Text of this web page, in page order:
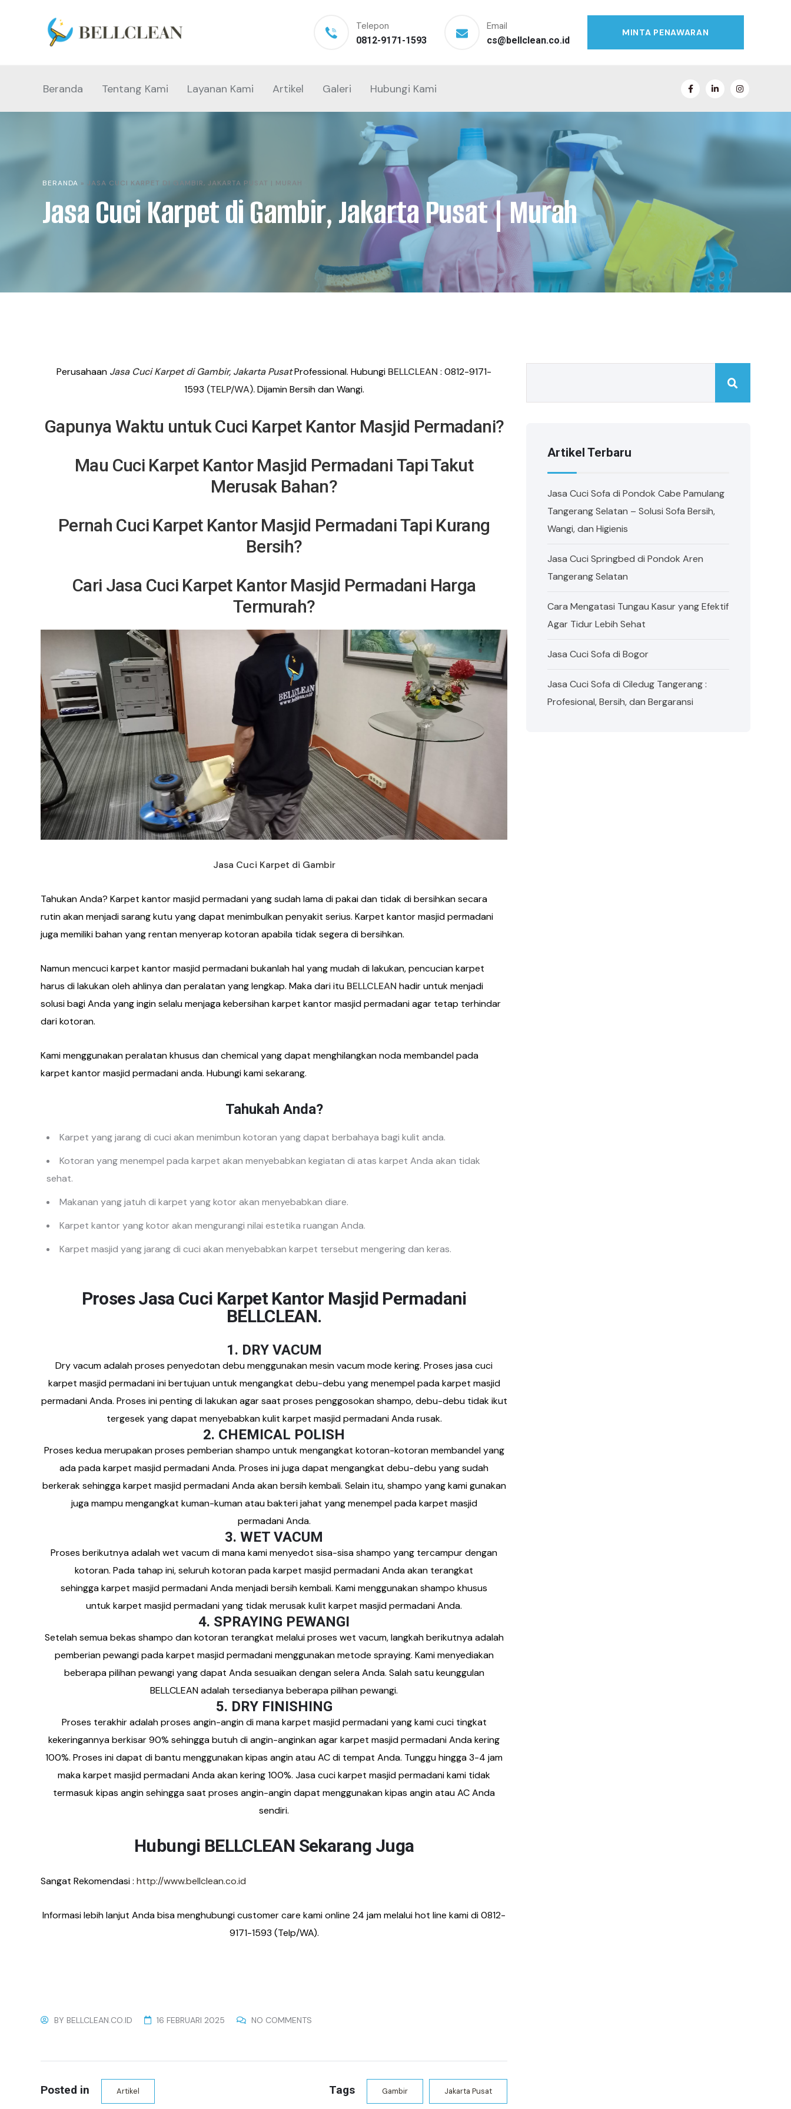
Telepon
0812-9171-1593
Email
cs@bellclean.co.id
MINTA PENAWARAN
Beranda Tentang Kami Layanan Kami Artikel Galeri Hubungi Kami
BERANDA » JASA CUCI KARPET DI GAMBIR, JAKARTA PUSAT | MURAH
Jasa Cuci Karpet di Gambir, Jakarta Pusat | Murah
Perusahaan Jasa Cuci Karpet di Gambir, Jakarta PusatProfessional. Hubungi BELLCLEAN : 0812-9171-
1593 (TELP/WA).Dijamin Bersih dan Wangi.
Gapunya Waktu untuk Cuci Karpet Kantor Masjid Permadani?
Mau Cuci Karpet Kantor Masjid Permadani Tapi Takut
Merusak Bahan?
Pernah Cuci Karpet Kantor Masjid PermadaniTapi Kurang
Bersih?
Cari Jasa Cuci Karpet Kantor Masjid Permadani Harga
Termurah?
Jasa Cuci Karpet di Gambir
Tahukan Anda? Karpet kantor masjid permadani yang sudah lama di pakai dan tidak di bersihkan secara
rutin akan menjadi sarang kutu yang dapat menimbulkan penyakit serius. Karpet kantor masjid permadani
juga memiliki bahan yang rentan menyerap kotoran apabila tidak segera di bersihkan.
Namun mencuci karpet kantor masjid permadani bukanlah hal yang mudah di lakukan, pencucian karpet
harus di lakukan oleh ahlinya dan peralatan yang lengkap. Maka dari itu BELLCLEAN hadir untuk menjadi
solusi bagi Anda yang ingin selalu menjaga kebersihan karpet kantor masjid permadani agar tetap terhindar
dari kotoran.
Kami menggunakan peralatan khusus dan chemical yang dapat menghilangkan noda membandel pada
karpet kantor masjid permadani anda. Hubungi kami sekarang.
Tahukah Anda?
Karpet yang jarang di cuci akan menimbun kotoran yang dapat berbahaya bagi kulit anda.
Kotoran yang menempel pada karpet akan menyebabkan kegiatan di atas karpet Anda akan tidak
sehat.
Makanan yang jatuh di karpet yang kotor akan menyebabkan diare.
Karpet kantor yang kotor akan mengurangi nilai estetika ruangan Anda.
Karpet masjid yang jarang di cuci akan menyebabkan karpet tersebut mengering dan keras.
Proses Jasa Cuci Karpet Kantor Masjid Permadani
BELLCLEAN.
1. DRY VACUM
Dry vacum adalah proses penyedotan debu menggunakan mesin vacum mode kering. Proses jasa cuci
karpet masjid permadani ini bertujuan untuk mengangkat debu-debu yang menempel padakarpet masjid
permadaniAnda. Proses ini penting di lakukan agar saat proses penggosokan shampo, debu-debu tidak ikut
tergesek yang dapat menyebabkan kulit karpet masjid permadaniAnda rusak.
2. CHEMICAL POLISH
Proses kedua merupakan proses pemberian shampo untuk mengangkat kotoran-kotoran membandel yang
ada padakarpet masjid permadaniAnda. Proses ini juga dapat mengangkat debu-debu yang sudah
berkerak sehinggakarpet masjid permadaniAnda akan bersih kembali. Selain itu, shampo yang kami gunakan
juga mampu mengangkat kuman-kuman atau bakteri jahat yang menempel padakarpet masjid
permadaniAnda.
3. WET VACUM
Proses berikutnya adalah wet vacum di mana kami menyedot sisa-sisa shampo yang tercampur dengan
kotoran. Pada tahap ini, seluruh kotoran padakarpet masjid permadaniAnda akan terangkat
sehinggakarpet masjid permadaniAnda menjadi bersih kembali. Kami menggunakan shampo khusus
untukkarpet masjid permadaniyang tidak merusak kulitkarpet masjid permadaniAnda.
4. SPRAYING PEWANGI
Setelah semua bekas shampo dan kotoran terangkat melalui proses wet vacum, langkah berikutnya adalah
pemberian pewangi padakarpet masjid permadanimenggunakan metode spraying. Kami menyediakan
beberapa pilihan pewangi yang dapat Anda sesuaikan dengan selera Anda. Salah satu keunggulan
BELLCLEAN adalah tersedianya beberapa pilihan pewangi.
5. DRY FINISHING
Proses terakhir adalah proses angin-angin di manakarpet masjid permadaniyang kami cuci tingkat
kekeringannya berkisar 90% sehingga butuh di angin-anginkan agarkarpet masjid permadaniAnda kering
100%. Proses ini dapat di bantu menggunakan kipas angin atau AC di tempat Anda. Tunggu hingga 3-4 jam
makakarpet masjid permadaniAnda akan kering 100%. Jasa cucikarpet masjid permadanikami tidak
termasuk kipas angin sehingga saat proses angin-angin dapat menggunakan kipas angin atau AC Anda
sendiri.
Hubungi BELLCLEAN Sekarang Juga
Sangat Rekomendasi : http://www.bellclean.co.id
Informasi lebih lanjut Anda bisa menghubungi customer care kami online 24 jam melalui hot line kami di 0812-
9171-1593 (Telp/WA).
BY BELLCLEAN.CO.ID 16 FEBRUARI 2025 NO COMMENTS
Posted in Artikel Tags Gambir Jakarta Pusat
Artikel Terbaru
Jasa Cuci Sofa di Pondok Cabe Pamulang
Tangerang Selatan – Solusi Sofa Bersih,
Wangi, dan Higienis
Jasa Cuci Springbed di Pondok Aren
Tangerang Selatan
Cara Mengatasi Tungau Kasur yang Efektif
Agar Tidur Lebih Sehat
Jasa Cuci Sofa di Bogor
Jasa Cuci Sofa di Ciledug Tangerang :
Profesional, Bersih, dan Bergaransi